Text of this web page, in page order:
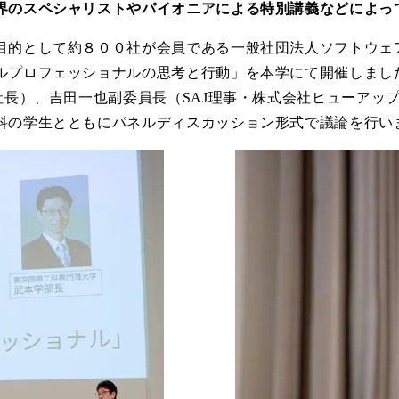
スペシャリストやパイオニアによる特別講義などによ
として約８００社が会員である一般社団法人ソフトウ
ロフェッショナルの思考と行動」を本学にて開催しまし
）、吉田一也副委員長（SAJ理事・株式会社ヒューアッ
学生とともにパネルディスカッション形式で議論を行い